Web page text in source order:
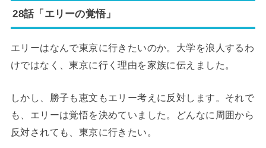
28話「エリーの覚悟」
エリーはなんで東京に行きたいのか。大学を浪人するわ
けではなく、東京に行く理由を家族に伝えました。
しかし、勝子も恵文もエリー考えに反対します。それで
も、エリーは覚悟を決めていました。どんなに周囲から
反対されても、東京に行きたい。